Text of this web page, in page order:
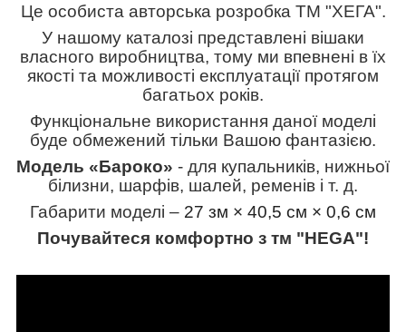
Це особиста авторська розробка ТМ "ХЕГА".
У нашому каталозі представлені вішаки
власного виробництва, тому ми впевнені в їх
якості та можливості експлуатації протягом
багатьох років.
Функціональне використання даної моделі
буде обмежений тільки Вашою фантазією.
Модель «Бароко» - для купальників, нижньої
білизни, шарфів, шалей, ременів і т. д.
Габарити моделі – 27 зм × 40,5 см × 0,6 см
Почувайтеся комфортно з тм "HEGA"!